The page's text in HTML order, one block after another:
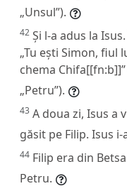
„Unsul”).
42 Și l-a adus la
„Tu ești Simon, fiul
chema
„Petru”).
43 A doua zi, Isus a
găsit pe Filip. Isus i-
44 Filip era din
Petru.